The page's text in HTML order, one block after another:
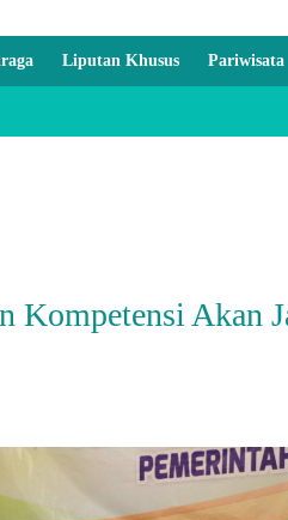
Liputan Khusus Pariwisata
Kompetensi Akan